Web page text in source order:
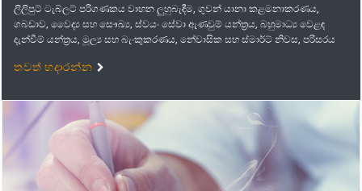
ලිලිපුට් ටැබ්ලට් පරිගණකය වාහන ලුහුබැඳීම, ගුවන් යානා කළමනාකරණය,
ගබඩාව, වෛද්‍ය සහ සෞඛ්‍ය, ස්වයං සේවා ඇණවුම් යන්ත්‍රය, බහුමාධ්‍ය වෙළඳ
දැන්වීම් යන්ත්‍රය, මූල්‍ය සහ බැංකුකරණය, නේවාසික සහ ස්මාර්ට් නිවස, පරිසරය
තවත් හදාරන්න